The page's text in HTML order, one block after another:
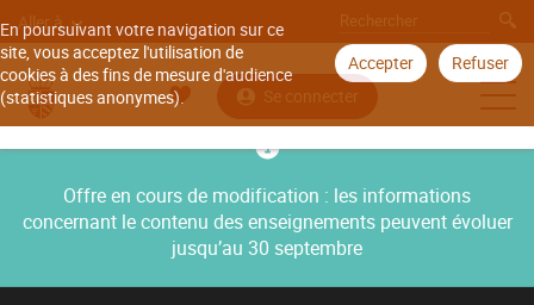
En poursuivant votre navigation sur ce
site, vous acceptez l'utilisation de
cookies à des fins de mesure d'audience
(statistiques anonymes).
Accepter Refuser
Aller à
Se connecter
Offre en cours de modification : les informations
concernant le contenu des enseignements peuvent évoluer
jusqu’au 30 septembre